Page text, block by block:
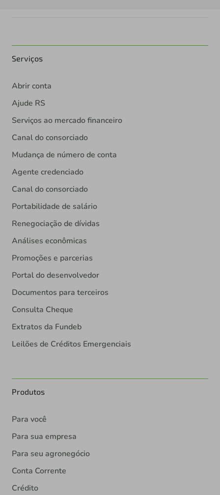
Serviços
Abrir conta
Ajude RS
Serviços ao mercado financeiro
Canal do consorciado
Mudança de número de conta
Agente credenciado
Canal do consorciado
Portabilidade de salário
Renegociação de dívidas
Análises econômicas
Promoções e parcerias
Portal do desenvolvedor
Documentos para terceiros
Consulta Cheque
Extratos da Fundeb
Leilões de Créditos Emergenciais
Produtos
Para você
Para sua empresa
Para seu agronegócio
Conta Corrente
Crédito